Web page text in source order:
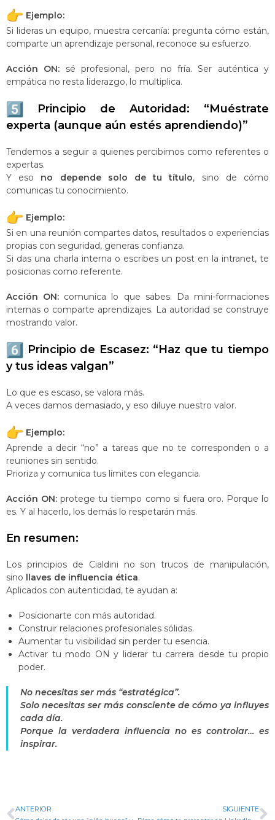
Ejemplo:
Si lideras un equipo, muestra cercanía: pregunta cómo están,
comparte un aprendizaje personal, reconoce su esfuerzo.
Acción ON: sé profesional, pero no fría. Ser auténtica y
empática no resta liderazgo, lo multiplica.
Principio de Autoridad: “Muéstrate
experta (aunque aún estés aprendiendo)”
Tendemos a seguir a quienes percibimos como referentes o
expertas.
Y eso no depende solo de tu título, sino de cómo
comunicas tu conocimiento.
Ejemplo:
Si en una reunión compartes datos, resultados o experiencias
propias con seguridad, generas confianza.
Si das una charla interna o escribes un post en la intranet, te
posicionas como referente.
Acción ON: comunica lo que sabes. Da mini-formaciones
internas o comparte aprendizajes. La autoridad se construye
mostrando valor.
Principio de Escasez: “Haz que tu tiempo
y tus ideas valgan”
Lo que es escaso, se valora más.
A veces damos demasiado, y eso diluye nuestro valor.
Ejemplo:
Aprende a decir “no” a tareas que no te corresponden o a
reuniones sin sentido.
Prioriza y comunica tus límites con elegancia.
Acción ON: protege tu tiempo como si fuera oro. Porque lo
es. Y al hacerlo, los demás lo respetarán más.
En resumen:
Los principios de Cialdini no son trucos de manipulación,
sino llaves de influencia ética.
Aplicados con autenticidad, te ayudan a:
Posicionarte con más autoridad.
Construir relaciones profesionales sólidas.
Aumentar tu visibilidad sin perder tu esencia.
Activar tu modo ON y liderar tu carrera desde tu propio
poder.
No necesitas ser más “estratégica”.
Solo necesitas ser más consciente de cómo ya influyes
cada día.
Porque la verdadera influencia no es controlar… es
inspirar.
ANTERIOR SIGUIENTE